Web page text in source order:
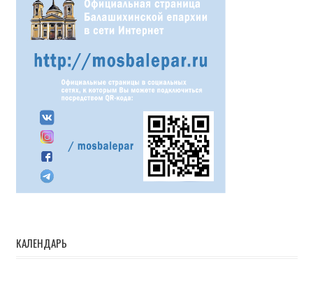
КАЛЕНДАРЬ